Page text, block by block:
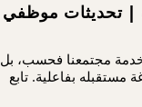
| تحديثات موظفي
مجتمعنا فحسب، بل
مستقبله بفاعلية. تابع